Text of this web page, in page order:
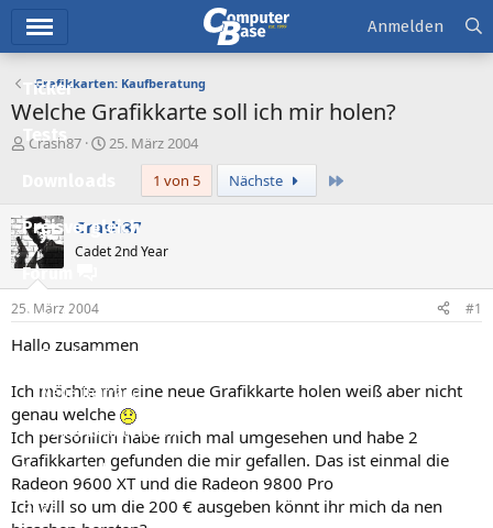
Ticker
Tests
Preisvergleich
Forum
Aktuelles
Empfohlene Inhalte
Neue Beiträge
Neueste Aktivitäten
Leserartikel
Regeln
Anmelden
Grafikkarten: Kaufberatung
Welche Grafikkarte soll ich mir holen?
E
e
l
l
e
Crash87
E
e
l
m
25. März 2004
1 von 5
Nächste
Crash87
Cadet 2nd Year
25. März 2004 #1
Hallo zusammen
Ich möchte mir eine neue Grafikkarte holen weiß aber nicht
genau welche
Ich persönlich habe mich mal umgesehen und habe 2
Grafikkarten gefunden die mir gefallen. Das ist einmal die
Radeon 9600 XT und die Radeon 9800 Pro
Ich will so um die 200 € ausgeben könnt ihr mich da nen